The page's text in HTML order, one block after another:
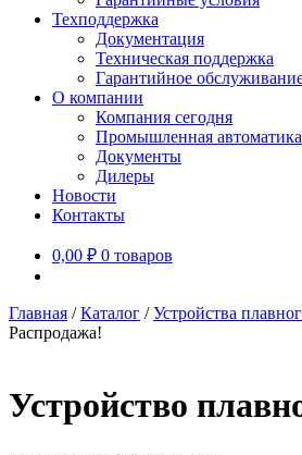
Техподдержка
Документация
Техническая поддержка
Гарантийное
О компании
Компания сегодня
Промышленная автоматика
Документы
Дилеры
Новости
Контакты
0,00 ₽ 0 товаров
Главная /Каталог /Устройства
Распродажа!
Устройство